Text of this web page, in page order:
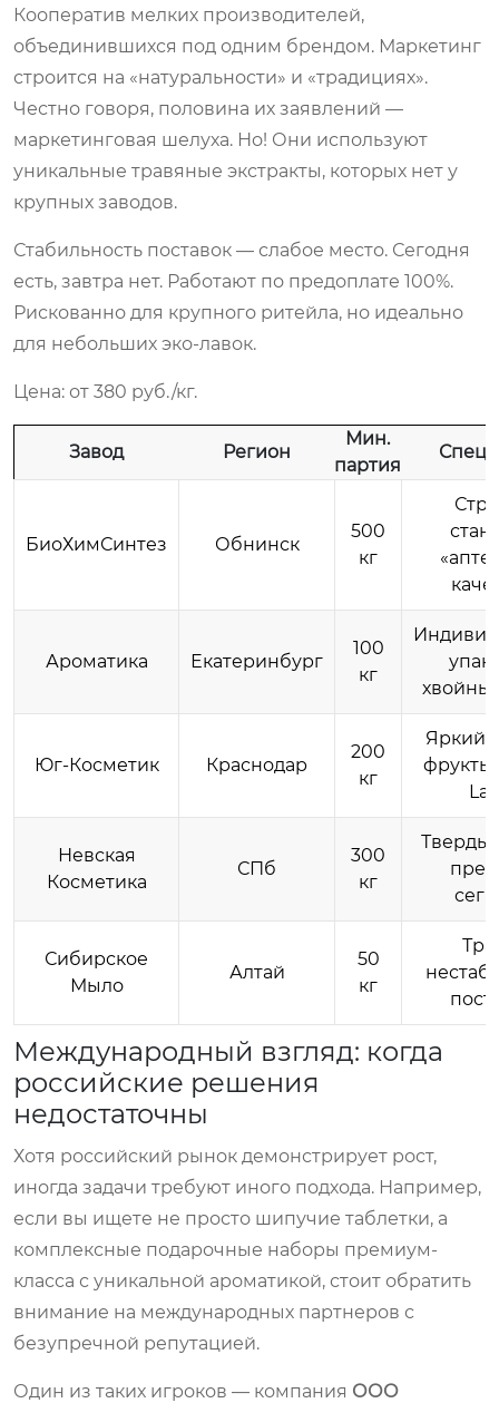
Кооператив мелких производителей,
объединившихся под одним брендом. Маркетинг
строится на «натуральности» и «традициях».
Честно говоря, половина их заявлений —
маркетинговая шелуха. Но! Они используют
уникальные травяные экстракты, которых нет у
крупных заводов.
Стабильность поставок — слабое место. Сегодня
есть, завтра нет. Работают по предоплате 100%.
Рискованно для крупного ритейла, но идеально
для небольших эко-лавок.
Цена: от 380 руб./кг.
Завод Регион
Мин.
партия
БиоХимСинтез Обнинск
500
кг
Ароматика Екатеринбург
100
кг
Юг-Косметик Краснодар
200
кг
Яркий
Невская
Косметика
СПб
300
кг
Сибирское
Мыло
Алтай
50
кг
Международный взгляд: когда
российские решения
недостаточны
Хотя российский рынок демонстрирует рост,
иногда задачи требуют иного подхода. Например,
если вы ищете не просто шипучие таблетки, а
комплексные подарочные наборы премиум-
класса с уникальной ароматикой, стоит обратить
внимание на международных партнеров с
безупречной репутацией.
Один из таких игроков — компания ООО